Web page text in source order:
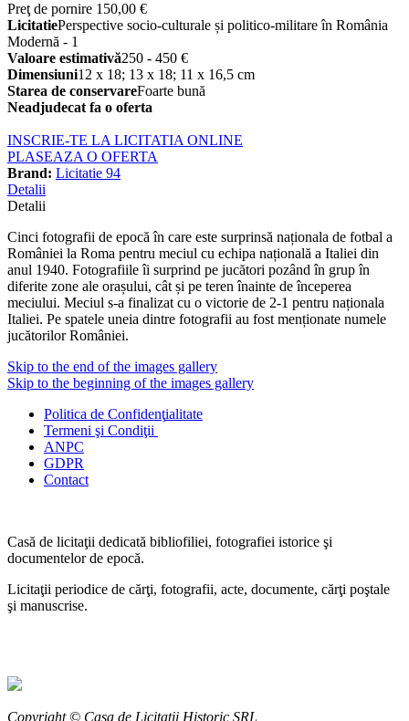
Preţ de pornire 150,00 €
LicitatiePerspective socio-culturale și politico-militare în România
Modernă - 1
Valoare estimativă250 - 450 €
Dimensiuni12 x 18; 13 x 18; 11 x 16,5 cm
Starea de conservareFoarte bună
Neadjudecat fa o oferta
INSCRIE-TE LA LICITATIA ONLINE
PLASEAZA O OFERTA
Brand: Licitatie 94
Detalii
Detalii
Cinci fotografii de epocă în care este surprinsă naționala de fotbal a
României la Roma pentru meciul cu echipa națională a Italiei din
anul 1940. Fotografiile îi surprind pe jucători pozând în grup în
diferite zone ale orașului, cât și pe teren înainte de începerea
meciului. Meciul s-a finalizat cu o victorie de 2-1 pentru naționala
Italiei. Pe spatele uneia dintre fotografii au fost menționate numele
jucătorilor României.
Skip to the end of the images gallery
Skip to the beginning of the images gallery
Politica de Confidenţialitate
Termeni şi Condiţii
ANPC
GDPR
Contact
Casă de licitaţii dedicată bibliofiliei, fotografiei istorice şi
documentelor de epocă.
Licitaţii periodice de cărţi, fotografii, acte, documente, cărţi poştale
şi manuscrise.
Copyright © Casa de Licitaţii Historic SRL